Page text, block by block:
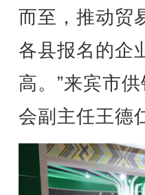
而至，推动贸
各县报名的企
高。”来宾市
会副主任王德